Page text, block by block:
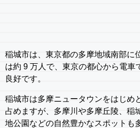
稲城市は、東京都の多摩地域南部に
は約 9 万人で、東京の都心から電車
良好です。
稲城市は多摩ニュータウンをはじめ
占めますが、多摩川や多摩丘陵、稲
地公園などの自然豊かなスポットも